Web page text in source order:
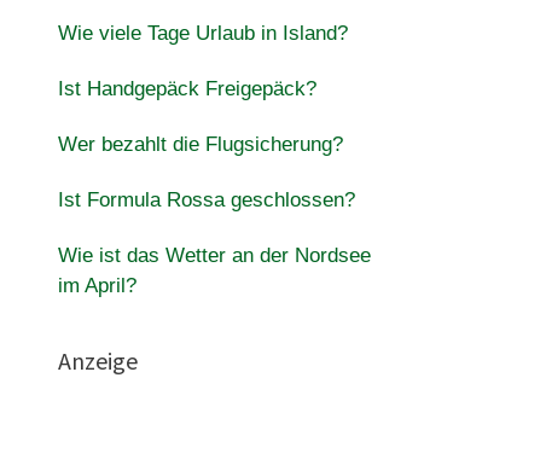
Wie viele Tage Urlaub in Island?
Ist Handgepäck Freigepäck?
Wer bezahlt die Flugsicherung?
Ist Formula Rossa geschlossen?
Wie ist das Wetter an der Nordsee
im April?
Anzeige